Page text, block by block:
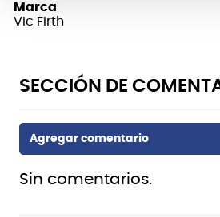
Marca
Vic Firth
Sin comentarios.